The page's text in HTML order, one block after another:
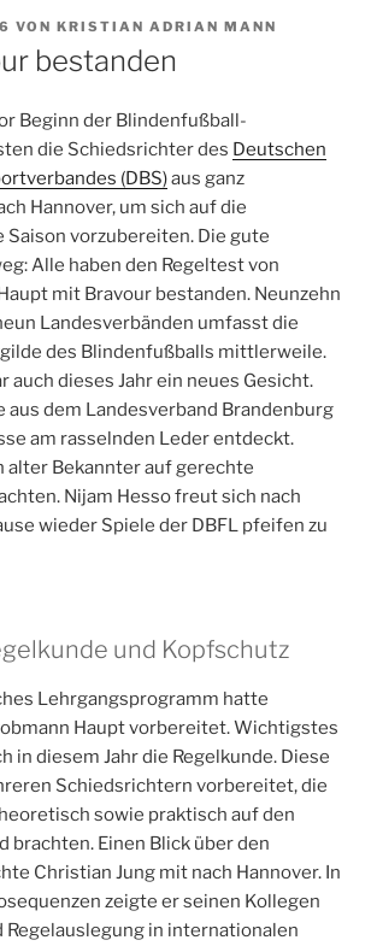
VON KRISTIAN ADRIAN MANN
bestanden
Beginn der Blindenfußball-
die Schiedsrichter des Deutschen
(DBS)aus ganz
Hannover, um sich auf die
Saison vorzubereiten. Die gute
Alle haben den Regeltest von
mit Bravour bestanden. Neunzehn
Landesverbänden umfasst die
des Blindenfußballs mittlerweile.
auch dieses Jahr ein neues Gesicht.
aus dem Landesverband Brandenburg
am rasselnden Leder entdeckt.
alter Bekannter auf gerechte
Nijam Hesso freut sich nach
wieder Spiele der DBFL pfeifen zu
und Kopfschutz
Lehrgangsprogramm hatte
Haupt vorbereitet. Wichtigstes
in diesem Jahr die Regelkunde. Diese
Schiedsrichtern vorbereitet, die
sowie praktisch auf den
brachten. Einen Blick über den
Christian Jung mit nach Hannover. In
zeigte er seinen Kollegen
Regelauslegung in internationalen